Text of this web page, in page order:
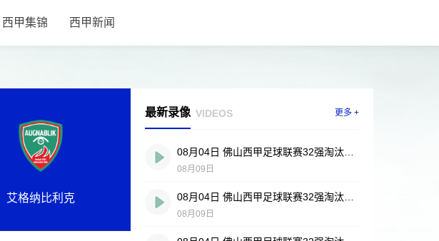
西甲集锦 西甲新闻
艾格纳比利克
最新录像 VIDEOS 更多 +
08月09日
08月09日